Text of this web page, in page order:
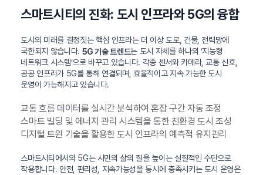
스마트시티의 진화: 도시 인프라와 5G의 융합
도시의 미래를 결정짓는 핵심 인프라는 더 이상 도로, 건물, 전력망에
국한되지 않습니다. 5G 기술 트렌드는 도시 자체를 하나의 ‘지능형
네트워크 시스템’으로 바꾸고 있습니다. 각종 센서와 카메라, 교통 신호,
공공 인프라가 5G를 통해 연결되며, 효율적이고 지속 가능한 도시
운영이 가능해지고 있습니다.
교통 흐름 데이터를 실시간 분석하여 혼잡 구간 자동 조정
스마트 빌딩 및 에너지 관리 시스템을 통한 친환경 도시 조성
디지털 트윈 기술을 활용한 도시 인프라의 예측적 유지관리
스마트시티에서의 5G는 시민의 삶의 질을 높이는 실질적인 수단으로
작용합니다. 안전, 편리성, 지속가능성을 동시에 충족시키는 도시 운영은